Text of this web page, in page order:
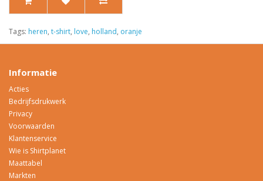
Tags: heren, t-shirt, love, holland, oranje
Informatie
Acties
Bedrijfsdrukwerk
Privacy
Voorwaarden
Klantenservice
Wie is Shirtplanet
Maattabel
Markten